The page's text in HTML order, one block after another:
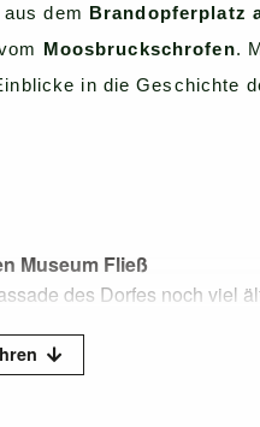
dem Brandopferplatz
Moosbruckschrofen.
in die Geschichte
Museum Fließ
des Dorfes noch viel
Fundstücke aus der Region,
Leben in den Alpen erzählen.